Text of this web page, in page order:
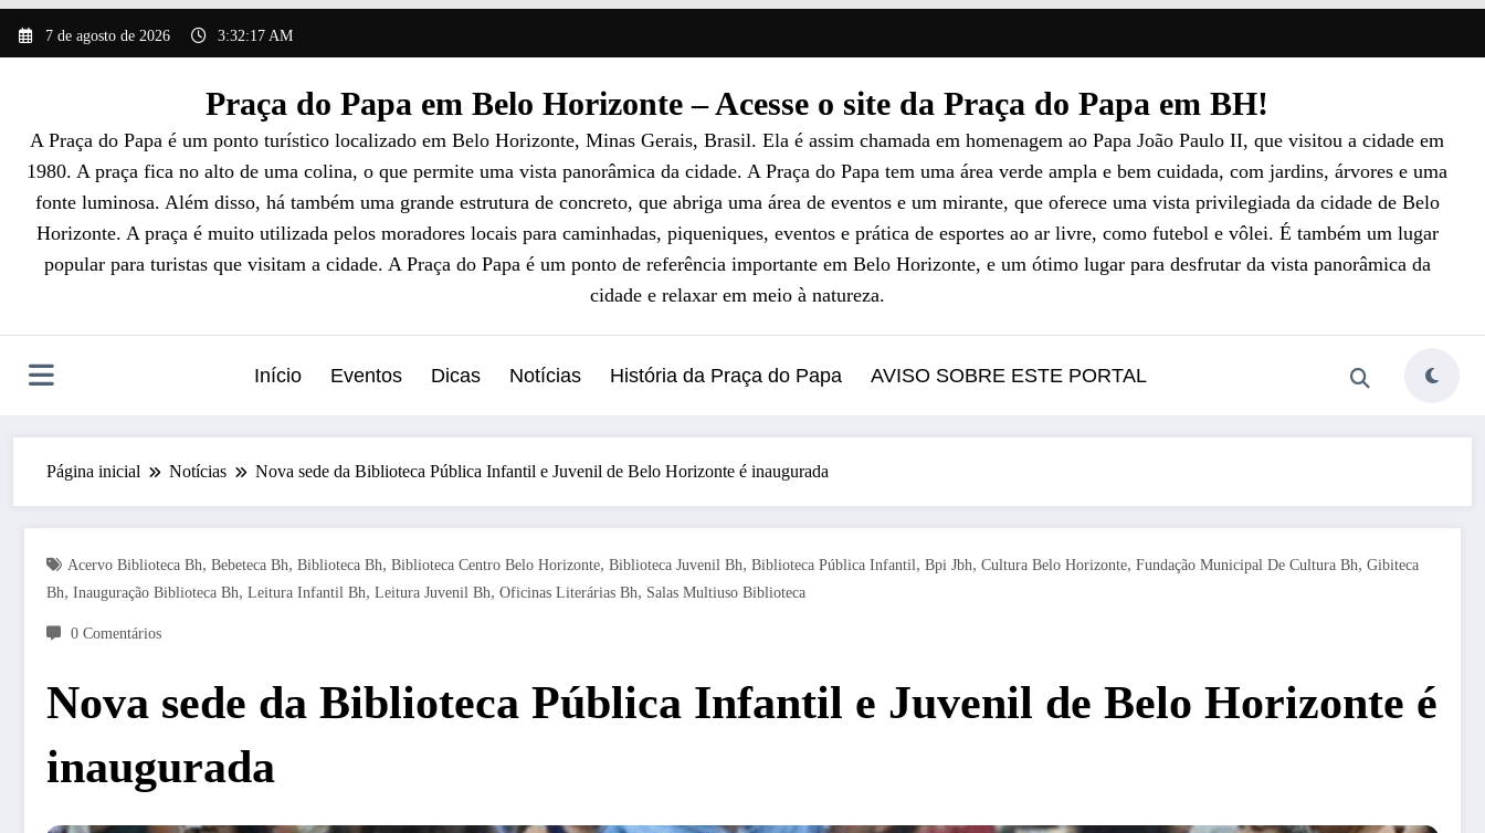
para
7 de agosto de 2026 3:32:19 AM
Praça do Papa em Belo Horizonte – Acesse o site da Praça do Papa em BH!
A Praça do Papa é um ponto turístico localizado em Belo Horizonte, Minas Gerais, Brasil. Ela é assim chamada em homenagem ao Papa João Paulo II, que visitou a cidade em
1980. A praça fica no alto de uma colina, o que permite uma vista panorâmica da cidade. A Praça do Papa tem uma área verde ampla e bem cuidada, com jardins, árvores e uma
fonte luminosa. Além disso, há também uma grande estrutura de concreto, que abriga uma área de eventos e um mirante, que oferece uma vista privilegiada da cidade de Belo
Horizonte. A praça é muito utilizada pelos moradores locais para caminhadas, piqueniques, eventos e prática de esportes ao ar livre, como futebol e vôlei. É também um lugar
popular para turistas que visitam a cidade. A Praça do Papa é um ponto de referência importante em Belo Horizonte, e um ótimo lugar para desfrutar da vista panorâmica da
cidade e relaxar em meio à natureza.
Início Eventos Dicas Notícias História da Praça do Papa AVISO SOBRE ESTE PORTAL
Página inicial Notícias Nova sede da Biblioteca Pública Infantil e Juvenil de Belo Horizonte é inaugurada
Acervo Biblioteca Bh, Bebeteca Bh, Biblioteca Bh, Biblioteca Centro Belo Horizonte, Biblioteca Juvenil Bh, Biblioteca Pública Infantil , Bpi Jbh, Cultura Belo Horizonte, Fundação Municipal De Cultura Bh, Gibiteca
Bh, Inauguração Biblioteca Bh, Leitura Infantil Bh, Leitura Juvenil Bh, Oficinas Literárias Bh, Salas Multiuso Biblioteca
0 Comentários
Nova sede da Biblioteca Pública Infantil e Juvenil de Belo Horizonte é
inaugurada